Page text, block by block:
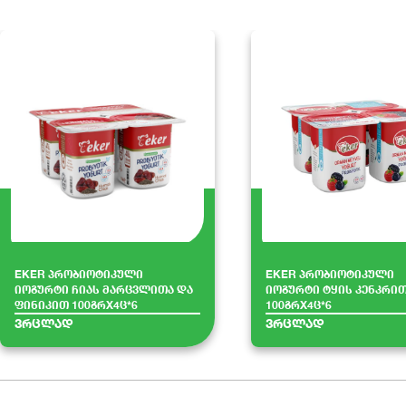
EKER პრობიოტიკული
იოგურტი ჩიას მარცვლითა და
ფინიკით 100გრX4ც*6
ვრცლად
EKER პრობიოტიკული
იოგურტი ტყის
100გრX4ც*6
ვრცლად